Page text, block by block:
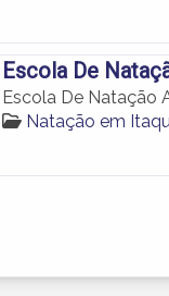
Escola De
Escola De Natação
Natação em